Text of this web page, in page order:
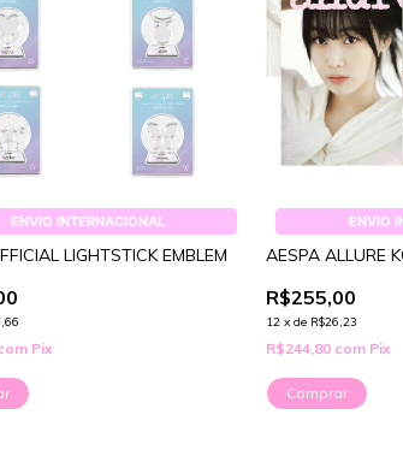
ENVIO INTERNACIONAL
LIGHTSTICK EMBLEM
Pix
ENVIO
AESPA ALLURE
R$255,00
12 x de R$26,23
R$244,80 com Pix
Comprar